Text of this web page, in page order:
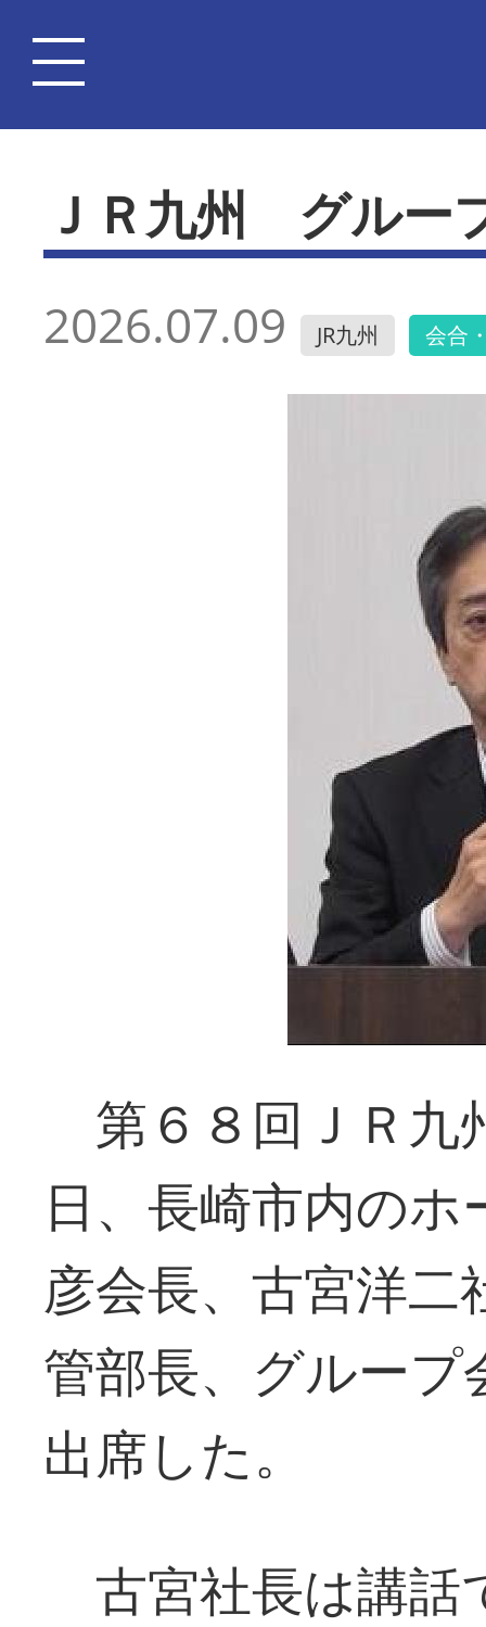
ＪＲ九州 グルー
2026.07.09 JR九州 会合
第６８回ＪＲ九
日、長崎市内の
彦会長、古宮洋
管部長、グルー
出席した。
古宮社長は講話